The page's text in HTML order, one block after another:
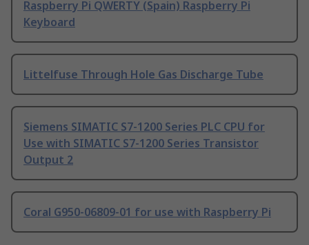
Raspberry Pi QWERTY (Spain) Raspberry Pi
Keyboard
Littelfuse Through Hole Gas Discharge Tube
Siemens SIMATIC S7-1200 Series PLC CPU for
Use with SIMATIC S7-1200 Series Transistor
Output 2
Coral G950-06809-01 for use with Raspberry Pi